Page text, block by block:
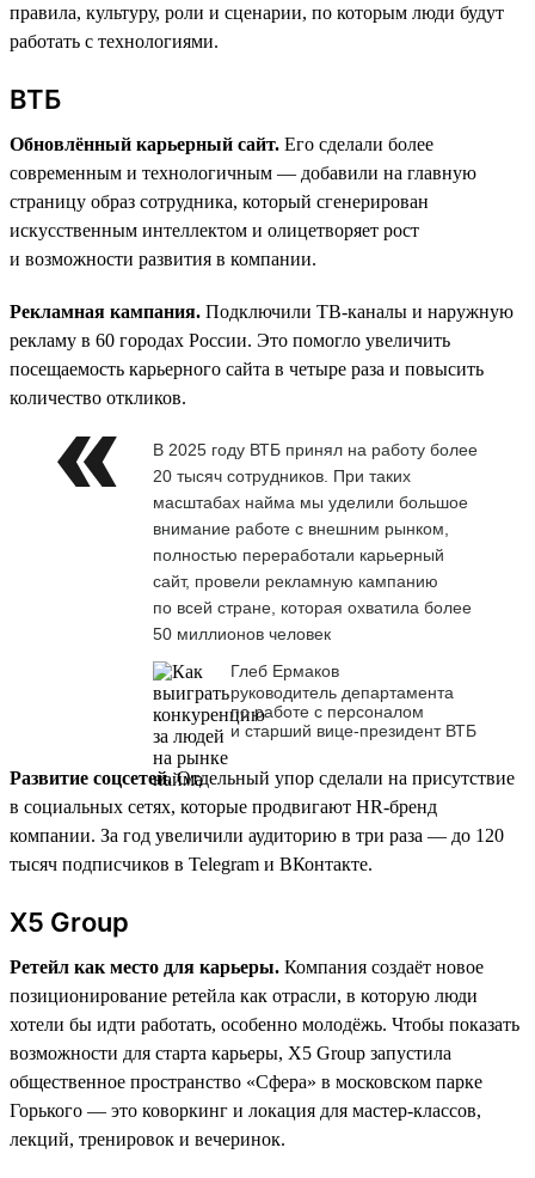
правила, культуру, роли и сценарии, по которым люди будут
работать с технологиями.
ВТБ
Обновлённый карьерный сайт. Его сделали более
современным и технологичным — добавили на главную
страницу образ сотрудника, который сгенерирован
искусственным интеллектом и олицетворяет рост
и возможности развития в компании.
Рекламная кампания. Подключили ТВ-каналы и наружную
рекламу в 60 городах России. Это помогло увеличить
посещаемость карьерного сайта в четыре раза и повысить
количество откликов.
В 2025 году ВТБ принял на работу более
20 тысяч сотрудников. При таких
масштабах найма мы уделили большое
внимание работе с внешним рынком,
полностью переработали карьерный
сайт, провели рекламную кампанию
по всей стране, которая охватила более
50 миллионов человек
Глеб Ермаков
руководитель департамента
по работе с персоналом
и старший вице-президент ВТБ
Развитие соцсетей.Отдельный упор сделали на присутствие
в социальных сетях, которые продвигают HR-бренд
компании. За год увеличили аудиторию в три раза — до 120
тысяч подписчиков в Telegram и ВКонтакте.
X5 Group
Ретейл как место для карьеры. Компания создаёт новое
позиционирование ретейла как отрасли, в которую люди
хотели бы идти работать, особенно молодёжь. Чтобы показать
возможности для старта карьеры, X5 Group запустила
общественное пространство «Сфера» в московском парке
Горького — это коворкинг и локация для мастер-классов,
лекций, тренировок и вечеринок.